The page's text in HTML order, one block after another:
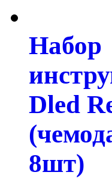
Набор
Dled
8шт)